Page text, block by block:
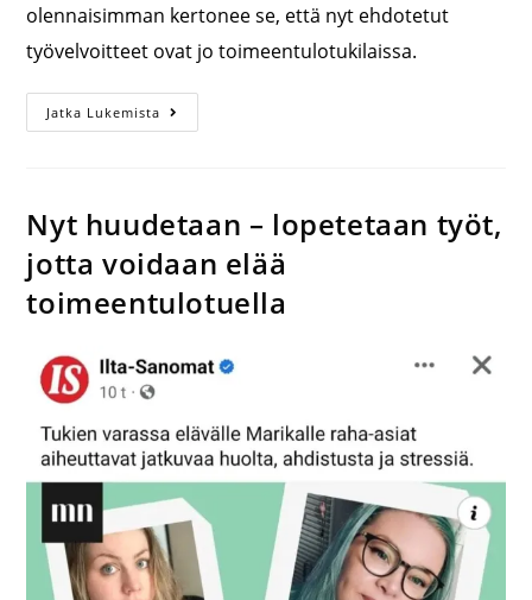
olennaisimman kertonee se, että nyt ehdotetut
työvelvoitteet ovat jo toimeentulotukilaissa.
Jatka Lukemista
Nyt huudetaan – lopetetaan työt,
jotta voidaan elää
toimeentulotuella